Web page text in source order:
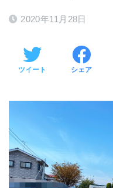
2020年11月28日
ツイート シェア